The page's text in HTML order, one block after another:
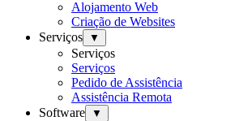
Alojamento Web
Criação de Websites
Serviços
▼
Serviços
Serviços
Pedido de Assistência
Assistência Remota
Software
▼